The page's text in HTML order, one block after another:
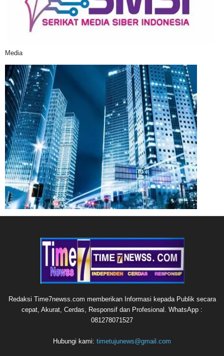
Media
Redaksi Time7newss.com memberikan Informasi kepada Publik secara
cepat, Akurat, Cerdas, Responsif dan Profesional. WhatsApp :
081278071527
Hubungi kami: timetujunews@gmail.com